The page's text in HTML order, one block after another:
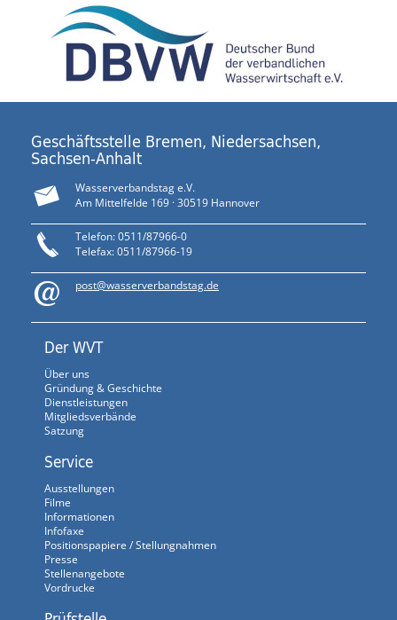
Geschäftsstelle Bremen, Niedersachsen,
Sachsen-Anhalt
Wasserverbandstag e.V.
Am Mittelfelde 169 · 30519 Hannover
Telefon: 0511/87966-0
Telefax: 0511/87966-19
post@wasserverbandstag.de
Der WVT
Über uns
Gründung & Geschichte
Dienstleistungen
Mitgliedsverbände
Satzung
Service
Ausstellungen
Filme
Informationen
Infofaxe
Positionspapiere / Stellungnahmen
Presse
Stellenangebote
Vordrucke